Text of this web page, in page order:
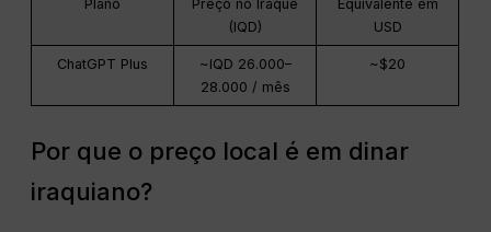
Plano
Preço no Iraque
(IQD)
Equivalente em
USD
ChatGPT Plus
~IQD 26.000–
28.000 / mês
~$20
Por que o preço local é em dinar
iraquiano?